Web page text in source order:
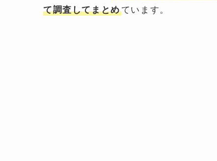
て調査してまとめています。